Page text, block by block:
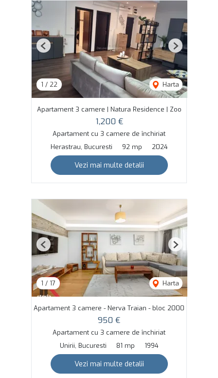
1 / 22 Harta
Previous Next
Apartament 3 camere | Natura Residence | Zoo
1,200 €
Apartament cu 3 camere de închiriat
Herastrau, Bucuresti
92 mp 2024
Vezi mai multe detalii
1 / 17 Harta
Previous Next
Apartament 3 camere - Nerva Traian - bloc 2000
950 €
Apartament cu 3 camere de închiriat
Unirii, Bucuresti
81 mp 1994
Vezi mai multe detalii